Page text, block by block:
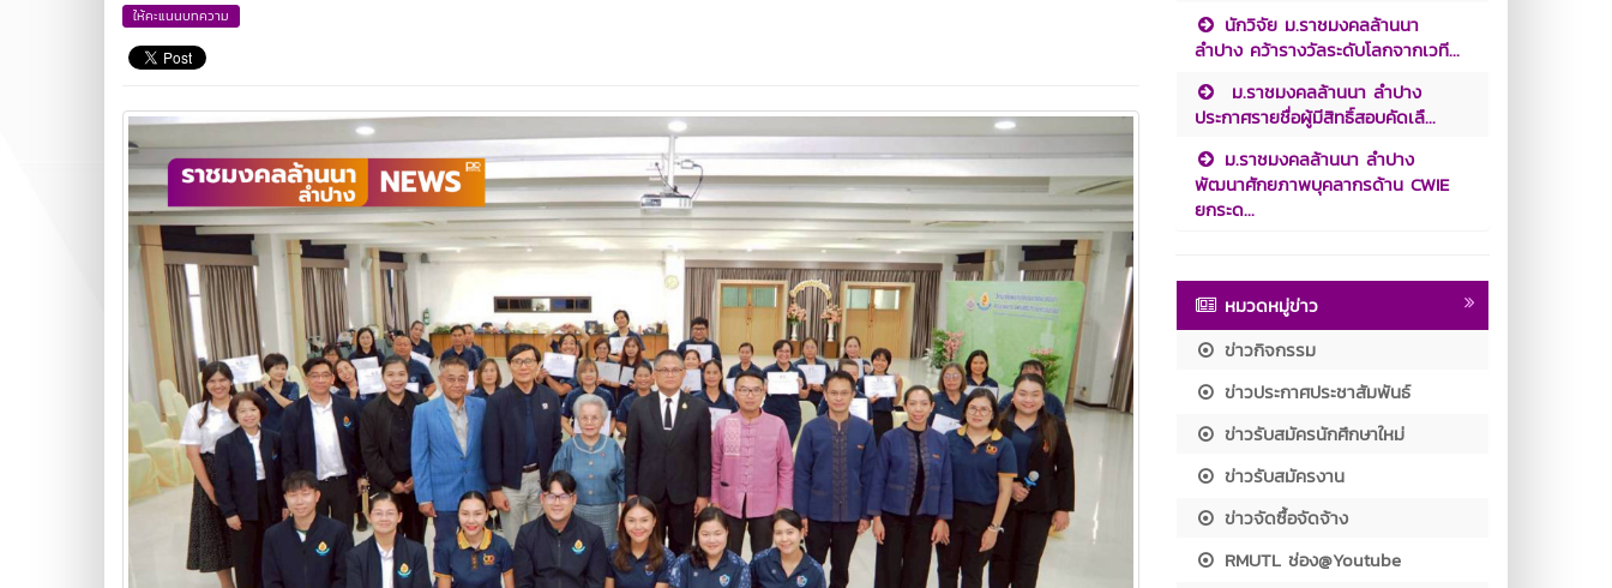
ให้คะแนนบทความ
นักวิจัย ม.ราชมงคลล้านนา
ลำปาง คว้ารางวัลระดับโลกจากเวที...
ม.ราชมงคลล้านนา ลำปาง
ประกาศรายชื่อผู้มีสิทธิ์สอบคัดเลื...
ม.ราชมงคลล้านนา ลำปาง
พัฒนาศักยภาพบุคลากรด้าน CWIE
ยกระด...
หมวดหมู่ข่าว
ข่าวกิจกรรม
ข่าวประกาศประชาสัมพันธ์
ข่าวรับสมัครนักศึกษาใหม่
ข่าวรับสมัครงาน
ข่าวจัดซื้อจัดจ้าง
RMUTL ช่อง@Youtube